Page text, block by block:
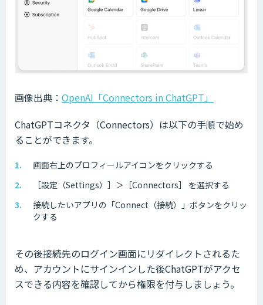
画像出典： OpenAI「Connectors in ChatGPT」
ChatGPTコネクタ（Connectors）は以下の手順で始め
ることができます。
画面右上のプロフィールアイコンをクリックする
［設定（Settings）］＞［Connectors］ を選択する
接続したいアプリの「Connect（接続）」ボタンをクリッ
クする
その後接続先のログイン画面にリダイレクトされるた
め、アカウントにサインインした後ChatGPTがアクセ
スできる内容を確認してから権限を付与しましょう。